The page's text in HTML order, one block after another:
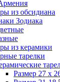
из обсидиана
Зодиака
из керамики
тарелки
Размер 27 х